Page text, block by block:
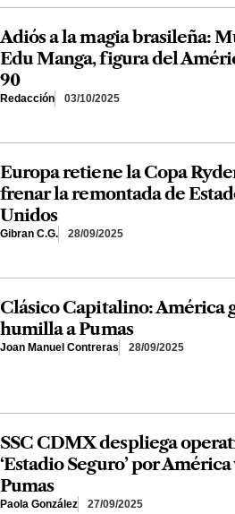
Adiós a la magia brasileña:
Edu Manga, figura del
90
Redacción 03/10/2025
Europa retiene la Copa
frenar la remontada de
Unidos
Gibran C.G. 28/09/2025
Clásico Capitalino: América
humilla a Pumas
Joan Manuel Contreras 28/09/2025
SSC CDMX despliega
‘Estadio Seguro’ por América
Pumas
Paola González 27/09/2025